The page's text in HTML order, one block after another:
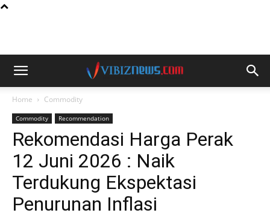
Home Commodity
Commodity Recommendation
Rekomendasi Harga Perak
12 Juni 2026 : Naik
Terdukung Ekspektasi
Penurunan Inflasi